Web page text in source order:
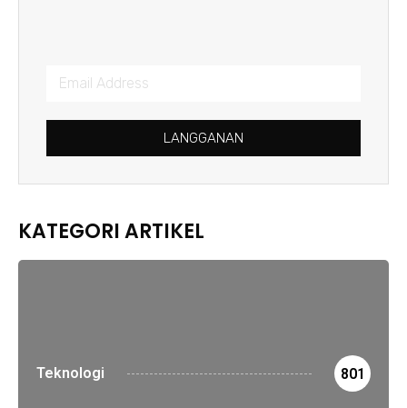
LANGGANAN
KATEGORI ARTIKEL
Teknologi 801